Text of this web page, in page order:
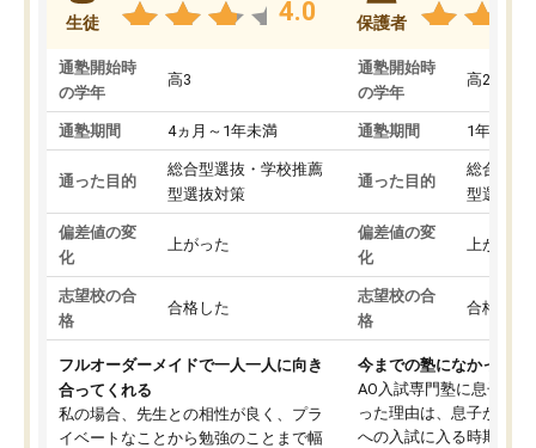
生徒 4.0
通塾開始時
の学年
高3
通塾期間 4ヵ月～1年未満
通った目的
総合型選抜・学校推薦
型選抜対策
偏差値の変
化
上がった
志望校の合
格
合格した
フルオーダーメイドで一人一人に向き
合ってくれる
私の場合、先生との相性が良く、プラ
イベートなことから勉強のことまで幅
保護者
通塾開始時
の学年
高2
通塾期間 1年以上
通った目的
総合型選
型選抜対
偏差値の変
化
上がった
志望校の合
格
合格した
今までの塾になかった
AO入試専門塾に息子を
った理由は、息子が高校
への入試に入る時期に差